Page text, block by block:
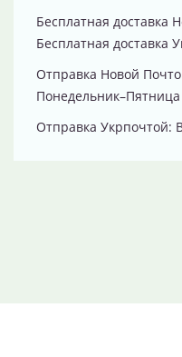
Бесплатная доставка
Бесплатная доставка
Отправка Новой
Отправка Укрпочтой: